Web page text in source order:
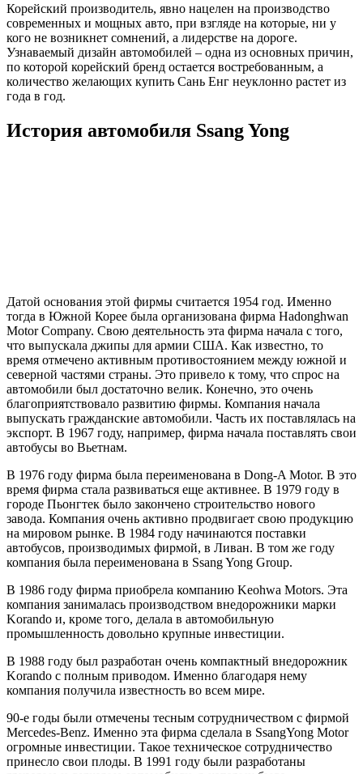
Корейский производитель, явно нацелен на производство
современных и мощных авто, при взгляде на которые, ни у
кого не возникнет сомнений, а лидерстве на дороге.
Узнаваемый дизайн автомобилей – одна из основных причин,
по которой корейский бренд остается востребованным, а
количество желающих купить Сань Енг неуклонно растет из
года в год.
История автомобиля Ssang Yong
Датой основания этой фирмы считается 1954 год. Именно
тогда в Южной Корее была организована фирма Hadonghwan
Motor Company. Свою деятельность эта фирма начала с того,
что выпускала джипы для армии США. Как известно, то
время отмечено активным противостоянием между южной и
северной частями страны. Это привело к тому, что спрос на
автомобили был достаточно велик. Конечно, это очень
благоприятствовало развитию фирмы. Компания начала
выпускать гражданские автомобили. Часть их поставлялась на
экспорт. В 1967 году, например, фирма начала поставлять свои
автобусы во Вьетнам.
В 1976 году фирма была переименована в Dong-A Motor. В это
время фирма стала развиваться еще активнее. В 1979 году в
городе Пьонгтек было закончено строительство нового
завода. Компания очень активно продвигает свою продукцию
на мировом рынке. В 1984 году начинаются поставки
автобусов, производимых фирмой, в Ливан. В том же году
компания была переименована в Ssang Yong Group.
В 1986 году фирма приобрела компанию Keohwa Motors. Эта
компания занималась производством внедорожники марки
Korando и, кроме того, делала в автомобильную
промышленность довольно крупные инвестиции.
В 1988 году был разработан очень компактный внедорожник
Korando с полным приводом. Именно благодаря нему
компания получила известность во всем мире.
90-е годы были отмечены тесным сотрудничеством с фирмой
Mercedes-Benz. Именно эта фирма сделала в SsangYong Motor
огромные инвестиции. Такое техническое сотрудничество
принесло свои плоды. В 1991 году были разработаны